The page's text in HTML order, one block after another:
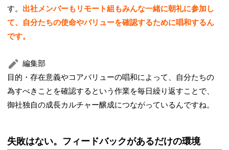
す。 出社メンバーもリモート組もみんな一緒に朝礼に参加し
て、自分たちの使命やバリューを確認するために唱和するん
です。
編集部
目的・存在意義やコアバリューの唱和によって、自分たちの
為すべきことを確認するという作業を毎日繰り返すことで、
御社独自の成長カルチャー醸成につながっているんですね。
失敗はない。フィードバックがあるだけの環境